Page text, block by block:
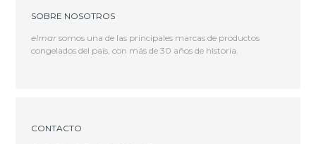
SOBRE NOSOTROS
elmar somos una de las principales marcas de productos
congelados del país, con más de 30 años de historia.
CONTACTO